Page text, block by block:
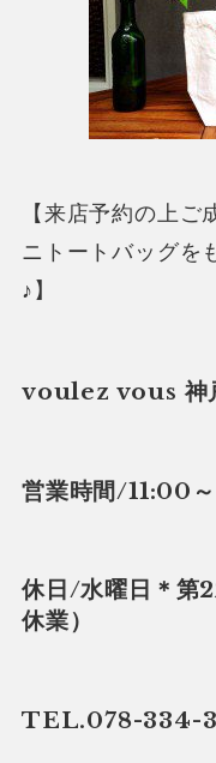
【来店予約の上ご
ニトートバッグを
♪】
voulez vous 神
営業時間/11:00
休日/水曜日＊第
休業）
TEL.078-334-